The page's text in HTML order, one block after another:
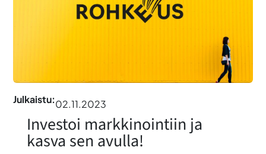
Julkaistu:02.11.2023
Investoi markkinointiin ja
kasva sen avulla!